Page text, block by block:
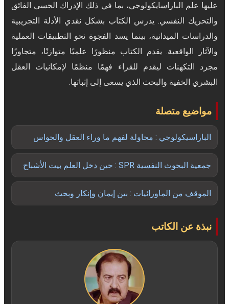
عليها علم الباراسايكولوجي، بما في ذلك الإدراك الحسي الفائق
والتحريك النفسي. يدرس الكتاب بشكل نقدي الأدلة التجريبية
والدراسات الميدانية، بينما يسد الفجوة نحو التطبيقات العملية
والآثار الواقعية. يقدم الكتاب منظورًا علميًا متوازنًا، متجاوزًا
مجرد التكهنات ليقدم للقراء فهمًا منظمًا لإمكانيات العقل
البشري الخفية والبحث الذي يسعى إلى إثباتها.
مواضيع متصلة
الباراسيكولوجي : محاولة لفهم ما وراء العقل والحواس
جمعية البحوث النفسية SPR : حين دخل العلم بيت الأشباح
الموقف من الماورائيات : بين إيمان وإنكار وبحث
نبذة عن الكاتب